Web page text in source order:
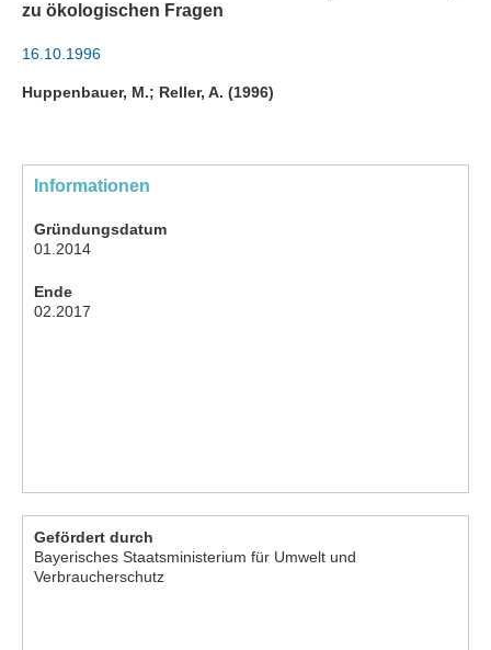
zu ökologischen Fragen
16.10.1996
Huppenbauer, M.; Reller, A. (1996)
Informationen
Gründungsdatum
01.2014
Ende
02.2017
Gefördert durch
Bayerisches Staatsministerium für Umwelt und
Verbraucherschutz